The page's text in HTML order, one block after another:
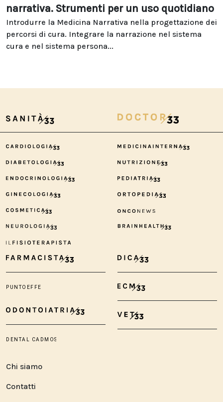
narrativa. Strumenti per un uso quotidiano
Introdurre la Medicina Narrativa nella progettazione dei
percorsi di cura. Integrare la narrazione nel sistema
cura e nel sistema persona...
Chi siamo
Contatti